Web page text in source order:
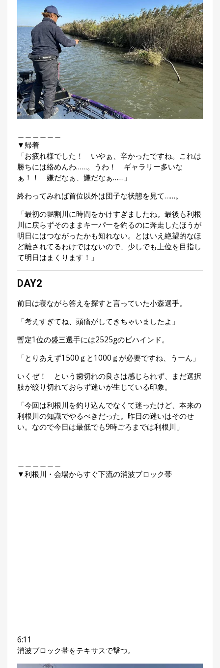
▼帰着
「お疲れ様でした！ いやぁ、辛かったですね。これは
勝ちには絡めんわ……。うわ！ ギャラリー多いな
ぁ！！ 嫌だなぁ、嫌だなぁ……」
終わってみれば首位以外は団子な状態を見て……。
「最初の堀割川に時間をかけすぎましたね。最後も利根
川に戻らずそのままキーパーを釣るのに奔走したほうが
明日にはつながったかも知れない。とはいえ絶望的なほ
ど離されてるわけではないので、少しでも上位を目指し
て明日はまくります！」
DAY2
前日は寝ながら答えを探すと言っていた小森選手。
「考えすぎてね、頭痛がしてきちゃいましたよ」
暫定1位の盛三選手には2525gのビハインド。
「とりあえず1500ｇと1000ｇが必要ですね、うーん」
いくぜ！ という歯切れの良さは感じられず、まだ選択
肢が絞り切れておらず迷いが生じている印象。
「今回は利根川を釣り込んでなくて迷ったけど、本来の
利根川の知識でやるべきだった。昨日の迷いはそのせ
い。なので今日は最低でも9時ごろまでは利根川」
▼利根川・会場からすぐ下流の消波ブロック帯
6:11
消波ブロック帯をテキサスで撃つ。